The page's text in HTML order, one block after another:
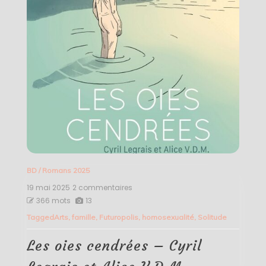
BD/ Romans 2025
19 mai 2025 2 commentaires
cendrées
Cyril
Legrais
366 mots 13
TaggedArts, famille, Futuropolis, homosexualité, Solitude
Les oies cendrées – Cyril